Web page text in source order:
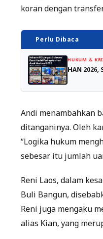
koran dengan
Perlu Dibaca
HUKUM &
HAN
Andi menambahkan
ditanganinya. Oleh
“Logika hukum
sebesar itu jumlah
Reni Laos, dalam
Buli Bangun,
Reni juga mengaku
alias Kian, yang